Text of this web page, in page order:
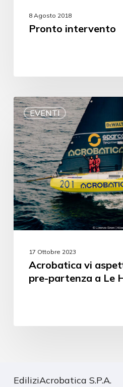
8 Agosto 2018
Pronto intervento
EVENTI
17 Ottobre 2023
Acrobatica vi
pre-partenza a Le
EdiliziAcrobatica S.P.A.